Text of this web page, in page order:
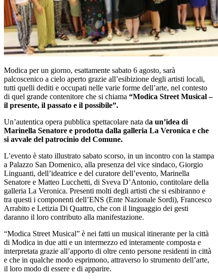
Modica per un giorno, esattamente sabato 6 agosto, sarà
palcoscenico a cielo aperto grazie all’esibizione degli artisti locali,
tutti quelli dediti e occupati nelle varie forme dell’arte, nel contesto
di quel grande contenitore che si chiama “Modica Street Musical –
il presente, il passato e il possibile”.
Un’autentica opera pubblica spettacolare nata da un’idea di
Marinella Senatore e prodotta dalla galleria La Veronica e che
si avvale del patrocinio del Comune.
L’evento è stato illustrato sabato scorso, in un incontro con la stampa
a Palazzo San Domenico, alla presenza del vice sindaco, Giorgio
Linguanti, dell’ideatrice e del curatore dell’evento, Marinella
Senatore e Matteo Lucchetti, di Sveva D’Antonio, contitolare della
galleria La Veronica. Presenti molti degli artisti che si esibiranno e
tra questi i componenti dell’ENS (Ente Nazionale Sordi), Francesco
Arrabito e Letizia Di Quattro, che con il linguaggio dei gesti
daranno il loro contributo alla manifestazione.
“Modica Street Musical” è nei fatti un musical itinerante per la città
di Modica in due atti e un intermezzo ed interamente composta e
interpretata grazie all’apporto di oltre cento persone residenti in città
e che in qualche modo esprimono, attraverso lo strumento dell’arte,
il loro modo di essere e di apparire.